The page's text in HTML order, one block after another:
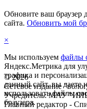
©2026
Сетевое издание
Учредитель: МАУ
Главный редактор -
Обновите ваш браузер
сайта. Обновить мой
×
Мы используем файлы
Яндекс.Метрика для
трафика и
данный сайт, вы даете
использовать файлы
браузера.